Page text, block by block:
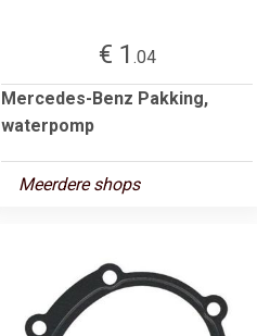
€ 1 .04
Mercedes-Benz Pakking,
waterpomp
Meerdere shops